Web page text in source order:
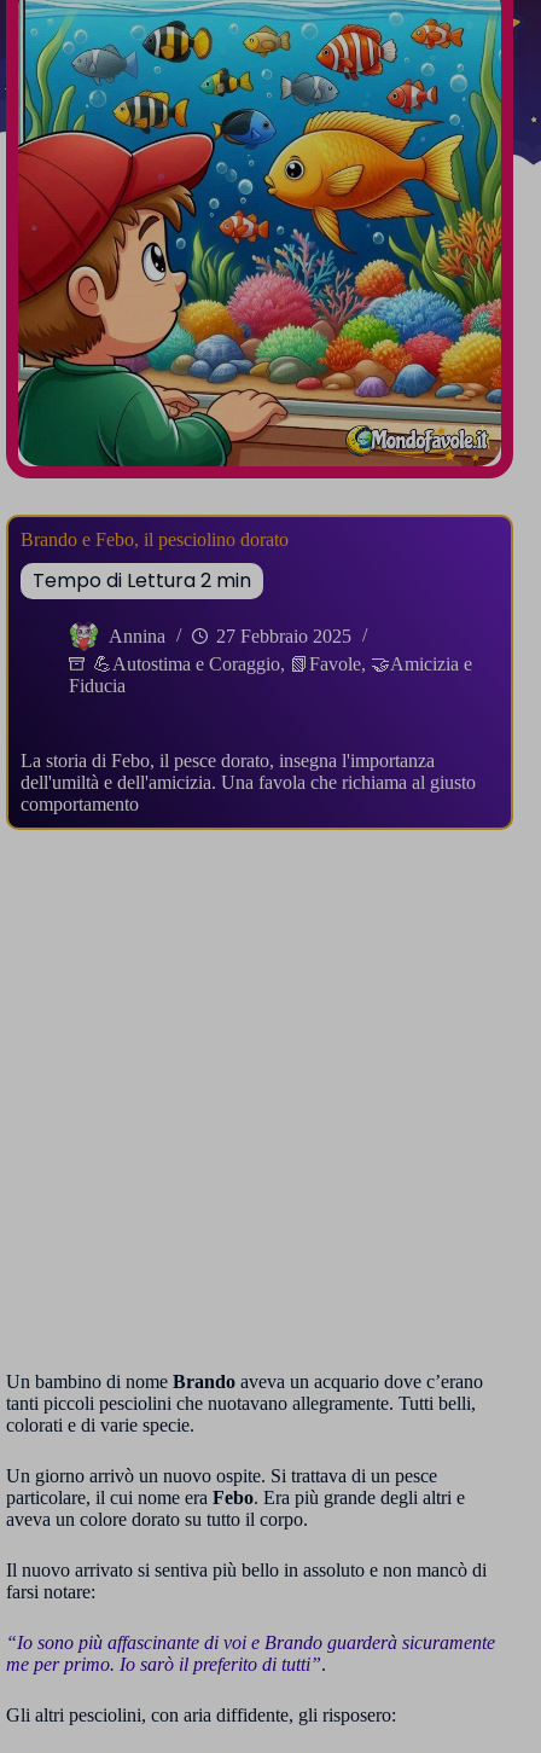
Brando e Febo, il pesciolino dorato
Annina
27 Febbraio 2025
💪Autostima e Coraggio, 📗Favole, 🤝Amicizia e
Fiducia
La storia di Febo, il pesce dorato, insegna l'importanza
dell'umiltà e dell'amicizia. Una favola che richiama al giusto
comportamento
Un bambino di nome Brando aveva un acquario dove c’erano
tanti piccoli pesciolini che nuotavano allegramente. Tutti belli,
colorati e di varie specie.
Un giorno arrivò un nuovo ospite. Si trattava di un pesce
particolare, il cui nome era Febo. Era più grande degli altri e
aveva un colore dorato su tutto il corpo.
Il nuovo arrivato si sentiva più bello in assoluto e non mancò di
farsi notare:
“Io sono più affascinante di voi e Brando guarderà sicuramente
me per primo. Io sarò il preferito di tutti”.
Gli altri pesciolini, con aria diffidente, gli risposero: